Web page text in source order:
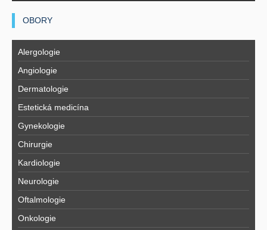
OBORY
Alergologie
Angiologie
Dermatologie
Estetická medicína
Gynekologie
Chirurgie
Kardiologie
Neurologie
Oftalmologie
Onkologie